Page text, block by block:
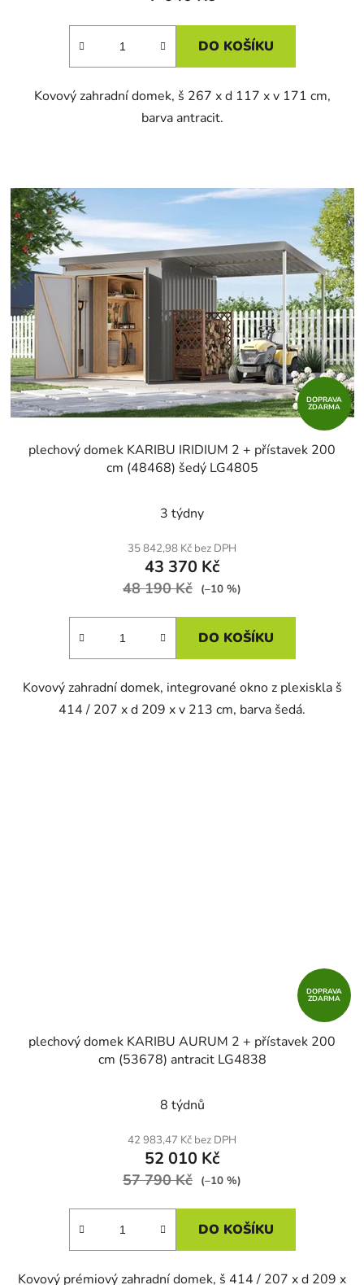
DO KOŠÍKU
Kovový zahradní domek, š 267 x d 117 x v 171 cm,
barva antracit.
DOPRAVA
ZDARMA
plechový domek KARIBU IRIDIUM 2 + přístavek 200
cm (48468) šedý LG4805
3 týdny
35 842,98 Kč bez DPH
43 370 Kč
48 190 Kč (–10 %)
DO KOŠÍKU
Kovový zahradní domek, integrované okno z plexiskla š
414 / 207 x d 209 x v 213 cm, barva šedá.
DOPRAVA
ZDARMA
plechový domek KARIBU AURUM 2 + přístavek 200
cm (53678) antracit LG4838
8 týdnů
42 983,47 Kč bez DPH
52 010 Kč
57 790 Kč (–10 %)
DO KOŠÍKU
Kovový prémiový zahradní domek, š 414 / 207 x d 209 x